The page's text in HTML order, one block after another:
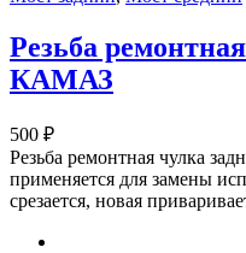
Резьба
КАМАЗ
500 ₽
Резьба ремонтная чулка
применяется для замены
срезается, новая